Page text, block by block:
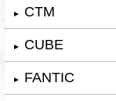
► CTM
► CUBE
► FANTIC